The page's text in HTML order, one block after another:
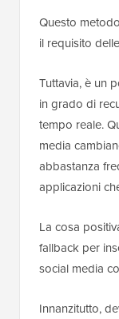
Questo
il requisito
Tuttavia, è un
in grado di
tempo reale.
media
abbastanza
applicazioni
La cosa
fallback per
social media
Innanzitutto,